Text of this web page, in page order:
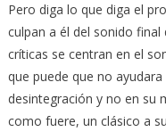
Pero diga lo que diga el
culpan a él del sonido
críticas se centran en el
que puede que no
desintegración y no en su
como fuere, un clásico a